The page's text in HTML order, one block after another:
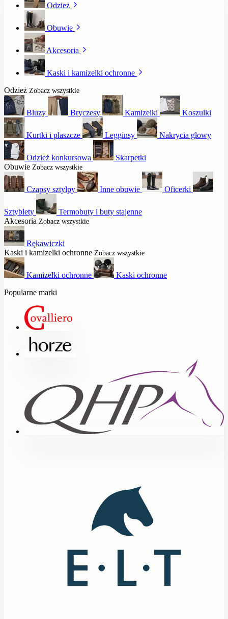
Odzież
Obuwie
Akcesoria
Kaski i kamizelki ochronne
Odzież Zobacz wszystkie
Bluzy Bryczesy Kamizelki Koszulki
Kurtki i płaszcze Legginsy Nakrycia głowy
Odzież konkursowa
Skarpetki
Obuwie Zobacz wszystkie
Czapsy sztylpy Inne obuwie Oficerki
Sztyblety
Termobuty i buty stajenne
Akcesoria Zobacz wszystkie
Rękawiczki
Kaski i kamizelki ochronne Zobacz wszystkie
Kamizelki ochronne
Kaski ochronne
Popularne marki